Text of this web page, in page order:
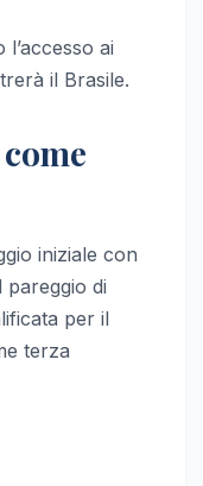
ai
il Brasile.
iniziale con
pareggio di
per il
terza